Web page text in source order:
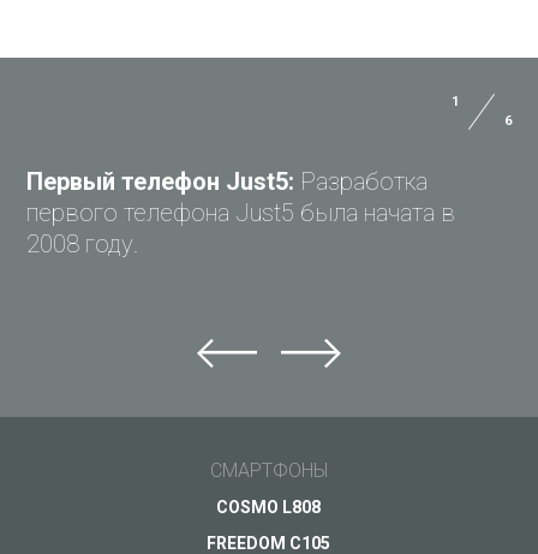
Не можете найти ответ?
1
6
Первый телефон Just5: Разработка
первого телефона Just5 была начата в
2008 году.
СМАРТФОНЫ
COSMO L808
FREEDOM C105